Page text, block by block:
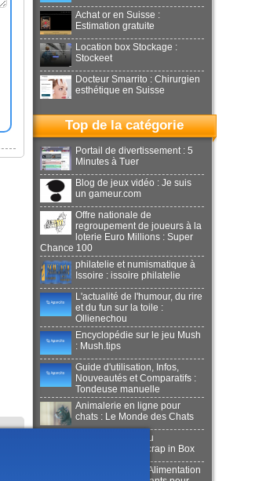
Achat or en Suisse :
Estimation gratuite
Location box Stockage :
Stockeet
Docteur Smarrito : Chirurgien
esthétique en Suisse
Top de la catégorie
Portail de divertissement : 5
Minutes à Tuer
Blog de jeux vidéo : Je suis
un gameur.com
Offre nationale de
regroupement de joueurs à la
loterie Euro Millions : Super
Chance 100
philatelie et numismatique à
Issoire : issoire philatelie
L'actualité de l'humour, du rire
et du fun sur la toile :
Ollienechou
Encyclopédie sur le jeu Mush
: Mush.tips
Guide d'utilisation, Infos,
Nouveautés et Comparatifs :
Tondeuse manuelle
Animalerie en ligne pour
chats : Le Monde des Chats
Boutique dédié au
scrapbooking : Scrap in Box
Chats et chiens : Alimentation